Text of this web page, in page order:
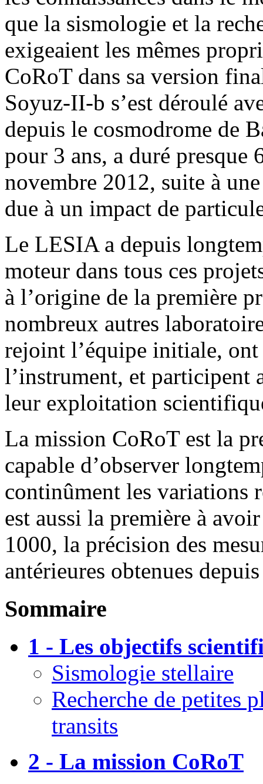
que la sismologie et la
exigeaient les mêmes
CoRoT dans sa version
Soyuz-II-b s’est déroulé
depuis le cosmodrome de
pour 3 ans, a duré presque
novembre 2012, suite à
due à un impact de
Le LESIA a depuis
moteur dans tous ces
à l’origine de la première
nombreux autres
rejoint l’équipe initiale,
l’instrument, et participent
leur exploitation
La mission CoRoT est la
capable d’observer
continûment les variations
est aussi la première à
1000, la précision des
antérieures obtenues
Sommaire
1 - Les objectifs
Sismologie stellaire
Recherche de petites
transits
2 - La mission CoRoT